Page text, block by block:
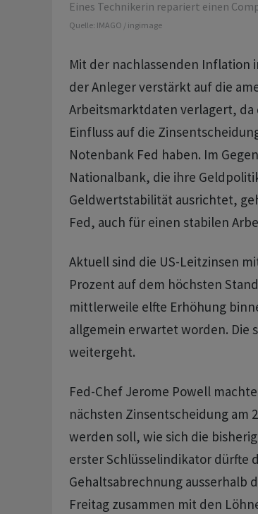
Eines Technikerin repariert einen
Quelle: IMAGO / ingimage
Mit der nachlassenden Inflation
der Anleger verstärkt auf die
Arbeitsmarktdaten verlagert,
Einfluss auf die
Notenbank Fed haben. Im
Nationalbank, die ihre
Geldwertstabilität ausrichtet,
Fed, auch für einen stabilen
Aktuell sind die US-Leitzinsen
Prozent auf dem höchsten
mittlerweile elfte Erhöhung
allgemein erwartet worden. Die
weitergeht.
Fed-Chef Jerome Powell
nächsten Zinsentscheidung am
werden soll, wie sich die
erster Schlüsselindikator dürfte
Gehaltsabrechnung ausserhalb
Freitag zusammen mit den